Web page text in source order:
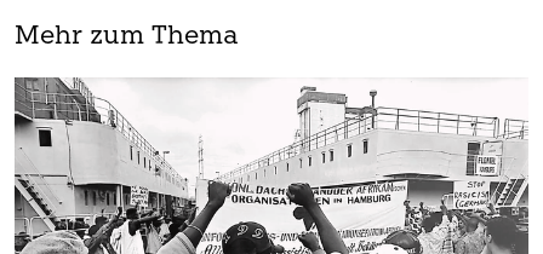
Mehr zum Thema